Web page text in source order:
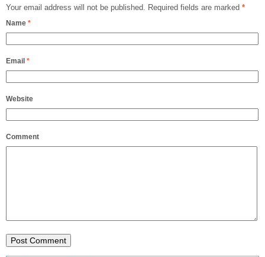
Your email address will not be published. Required fields are marked *
Name *
Email *
Website
Comment